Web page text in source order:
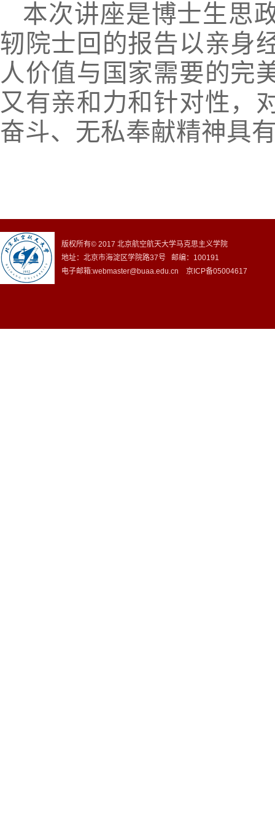
本次讲座是博士生思
轫院士回的报告以亲身
人价值与国家需要的完
又有亲和力和针对性，
奋斗、无私奉献精神具
版权所有© 2017 北京航空航天大学马克思主义学院
地址：北京市海淀区学院路37号 邮编：100191
电子邮箱:webmaster@buaa.edu.cn 京ICP备05004617